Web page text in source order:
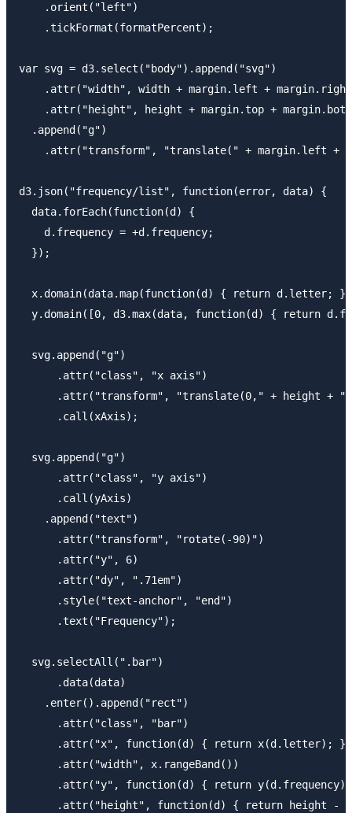
    .orient("left")
    .tickFormat(formatPercent);
var svg = d3.select("body").append("svg")
.attr("width", width + margin.left +
.attr("height", height + margin.top +
  .append("g")
.attr("transform", "translate(" + margin.left +
d3.json("frequency/list", function(error, data) {
  data.forEach(function(d) {
    d.frequency = +d.frequency;
  });
x.domain(data.map(function(d) { return d.letter;
y.domain([0, d3.max(data, function(d) { return
  svg.append("g")
      .attr("class", "x axis")
.attr("transform", "translate(0," + height +
      .call(xAxis);
  svg.append("g")
      .attr("class", "y axis")
      .call(yAxis)
    .append("text")
      .attr("transform", "rotate(-90)")
      .attr("y", 6)
      .attr("dy", ".71em")
      .style("text-anchor", "end")
      .text("Frequency");
  svg.selectAll(".bar")
      .data(data)
    .enter().append("rect")
      .attr("class", "bar")
      .attr("x", function(d) { return x(d.letter); })
      .attr("width", x.rangeBand())
.attr("y", function(d) { return
.attr("height", function(d) { return height -